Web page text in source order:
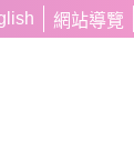
網站導覽